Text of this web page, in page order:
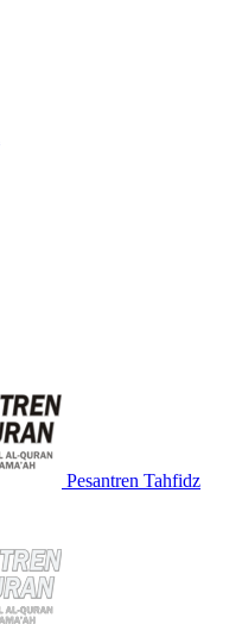
Pesantren Tahfidz